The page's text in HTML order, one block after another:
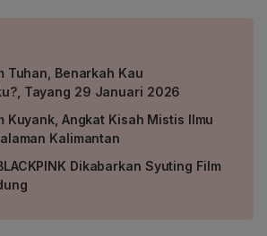
Tuhan, Benarkah Kau
Tayang 29 Januari 2026
Kuyank, Angkat Kisah Mistis Ilmu
Kalimantan
Dikabarkan Syuting Film